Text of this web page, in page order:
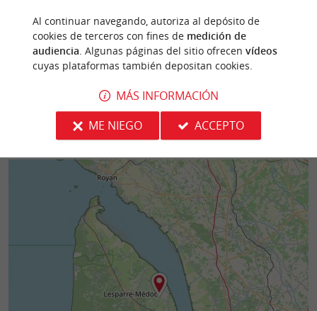
torre cuadrada, vestigio de un castillo medieval
del siglo XIV, situada ...
8,8 km - Lesparre-Médoc
del vino y la
izquierda del
Al continuar navegando, autoriza al depósito de
cookies de terceros con fines de medición de
audiencia. Algunas páginas del sitio ofrecen vídeos
cuyas plataformas también depositan cookies.
MÁS INFORMACIÓN
ME NIEGO
ACCEPTO